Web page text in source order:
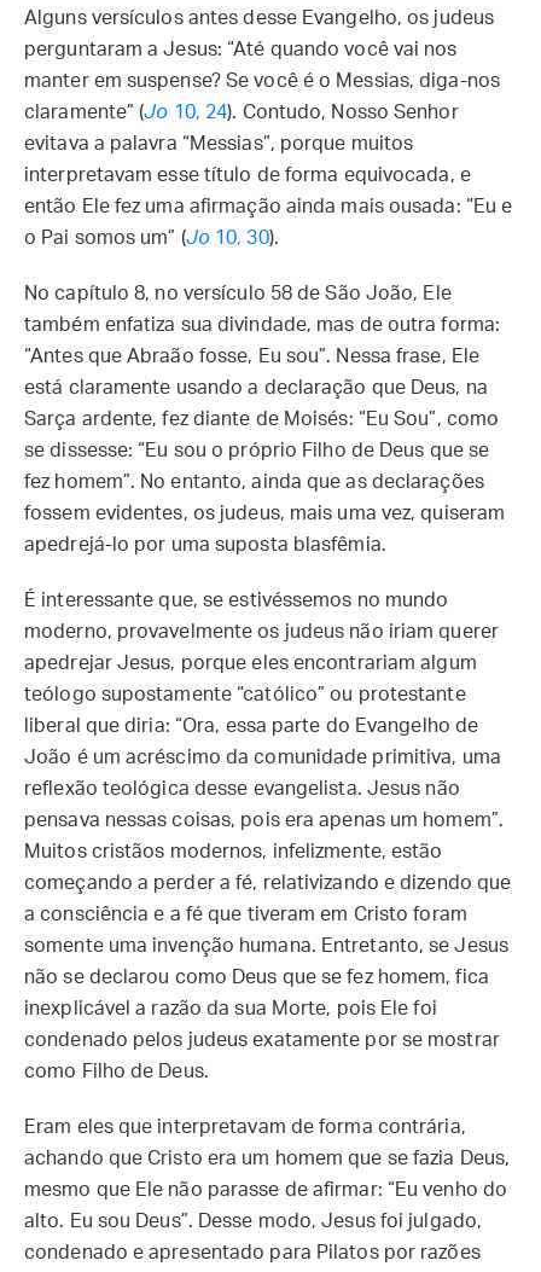
Alguns versículos antes desse Evangelho, os judeus
perguntaram a Jesus: “Até quando você vai nos
manter em suspense? Se você é o Messias, diga-nos
claramente” (Jo 10, 24). Contudo, Nosso Senhor
evitava a palavra “Messias”, porque muitos
interpretavam esse título de forma equivocada, e
então Ele fez uma afirmação ainda mais ousada: “Eu e
o Pai somos um” (Jo10, 30).
No capítulo 8, no versículo 58 de São João, Ele
também enfatiza sua divindade, mas de outra forma:
“Antes que Abraão fosse, Eu sou”. Nessa frase, Ele
está claramente usando a declaração que Deus, na
Sarça ardente, fez diante de Moisés: “Eu Sou”, como
se dissesse: “Eu sou o próprio Filho de Deus que se
fez homem”. No entanto, ainda que as declarações
fossem evidentes, os judeus, mais uma vez, quiseram
apedrejá-lo por uma suposta blasfêmia.
É interessante que, se estivéssemos no mundo
moderno, provavelmente os judeus não iriam querer
apedrejar Jesus, porque eles encontrariam algum
teólogo supostamente “católico” ou protestante
liberal que diria: “Ora, essa parte do Evangelho de
João é um acréscimo da comunidade primitiva, uma
reflexão teológica desse evangelista. Jesus não
pensava nessas coisas, pois era apenas um homem”.
Muitos cristãos modernos, infelizmente, estão
começando a perder a fé, relativizando e dizendo que
a consciência e a fé que tiveram em Cristo foram
somente uma invenção humana. Entretanto, se Jesus
não se declarou como Deus que se fez homem, fica
inexplicável a razão da sua Morte, pois Ele foi
condenado pelos judeus exatamente por se mostrar
como Filho de Deus.
Eram eles que interpretavam de forma contrária,
achando que Cristo era um homem que se fazia Deus,
mesmo que Ele não parasse de afirmar: “Eu venho do
alto. Eu sou Deus”. Desse modo, Jesus foi julgado,
condenado e apresentado para Pilatos por razões